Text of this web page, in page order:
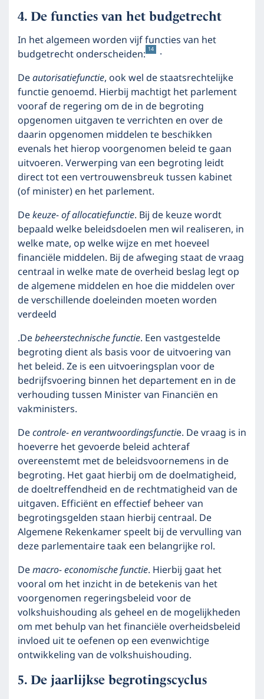
De functies van het budgetrecht
In het algemeen worden vijf functies van het
budgetrecht onderscheiden: 14
·
Deautorisatiefunctie, ook wel de staatsrechtelijke
functie genoemd. Hierbij machtigt het parlement
vooraf de regering om de in de begroting
opgenomen uitgaven te verrichten en over de
daarin opgenomen middelen te beschikken
evenals het hierop voorgenomen beleid te gaan
uitvoeren. Verwerping van een begroting leidt
direct tot een vertrouwensbreuk tussen kabinet
(of minister) en het parlement.
Dekeuze- of allocatiefunctie. Bij de keuze wordt
bepaald welke beleidsdoelen men wil realiseren, in
welke mate, op welke wijze en met hoeveel
financiële middelen. Bij de afweging staat de vraag
centraal in welke mate de overheid beslag legt op
de algemene middelen en hoe die middelen over
de verschillende doeleinden moeten worden
verdeeld
.Debeheerstechnische functie. Een vastgestelde
begroting dient als basis voor de uitvoering van
het beleid. Ze is een uitvoeringsplan voor de
bedrijfsvoering binnen het departement en in de
verhouding tussen Minister van Financiën en
vakministers.
Decontrole- en verantwoordingsfunctie. De vraag is in
hoeverre het gevoerde beleid achteraf
overeenstemt met de beleidsvoornemens in de
begroting. Het gaat hierbij om de doelmatigheid,
de doeltreffendheid en de rechtmatigheid van de
uitgaven. Efficiënt en effectief beheer van
begrotingsgelden staan hierbij centraal. De
Algemene Rekenkamer speelt bij de vervulling van
deze parlementaire taak een belangrijke rol.
Demacro- economische functie. Hierbij gaat het
vooral om het inzicht in de betekenis van het
voorgenomen regeringsbeleid voor de
volkshuishouding als geheel en de mogelijkheden
om met behulp van het financiële overheidsbeleid
invloed uit te oefenen op een evenwichtige
ontwikkeling van de volkshuishouding.
De jaarlijkse begrotingscyclus